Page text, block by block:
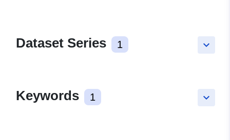
keyboard_arrow_down
Dataset Series 1
keyboard_arrow_down
Keywords 1